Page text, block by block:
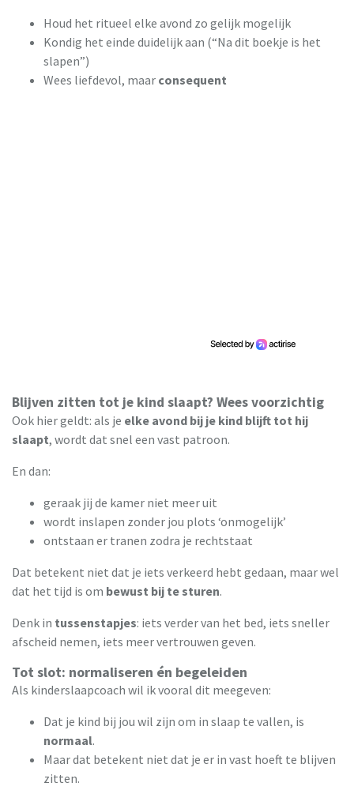
Houd het ritueel elke avond zo gelijk mogelijk
Kondig het einde duidelijk aan (“Na dit boekje is het
slapen”)
Wees liefdevol, maar consequent
Blijven zitten tot je kind slaapt? Wees voorzichtig
Ook hier geldt: als je elke avond bij je kind blijft tot hij
slaapt, wordt dat snel een vast patroon.
En dan:
geraak jij de kamer niet meer uit
wordt inslapen zonder jou plots ‘onmogelijk’
ontstaan er tranen zodra je rechtstaat
Dat betekent niet dat je iets verkeerd hebt gedaan, maar wel
dat het tijd is om bewust bij te sturen.
Denk in tussenstapjes: iets verder van het bed, iets sneller
afscheid nemen, iets meer vertrouwen geven.
Tot slot: normaliseren én begeleiden
Als kinderslaapcoach wil ik vooral dit meegeven:
Dat je kind bij jou wil zijn om in slaap te vallen, is
normaal.
Maar dat betekent niet dat je er in vast hoeft te blijven
zitten.